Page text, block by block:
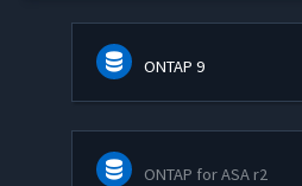
ONTAP 9
ONTAP for ASA r2